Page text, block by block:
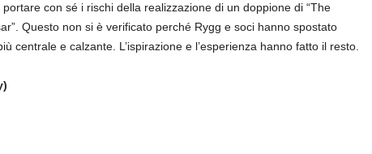
con sé i rischi della realizzazione di un doppione di “The
Questo non si è verificato perché Rygg e soci hanno spostato
centrale e calzante. L’ispirazione e l’esperienza hanno fatto il resto.